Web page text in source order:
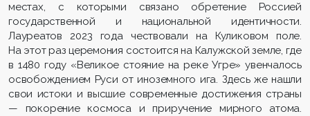
местах, с которыми связано обретение Россией
государственной и национальной идентичности.
Лауреатов 2023 года чествовали на Куликовом поле.
На этот раз церемония состоится на Калужской земле, где
в 1480 году «Великое стояние на реке Угре» увенчалось
освобождением Руси от иноземного ига. Здесь же нашли
свои истоки и высшие современные достижения страны
— покорение космоса и приручение мирного атома.